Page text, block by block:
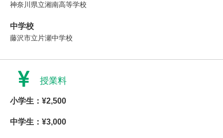
神奈川県立湘南高等学校
中学校
藤沢市立片瀬中学校
授業料
小学生：¥2,500
中学生：¥3,000